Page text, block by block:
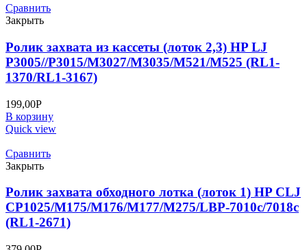
Сравнить
Закрыть
Ролик захвата из кассеты (лоток 2,3) HP LJ
P3005//P3015/M3027/M3035/M521/M525 (RL1-
1370/RL1-3167)
199,00Р
В корзину
Quick view
Сравнить
Закрыть
Ролик захвата обходного лотка (лоток 1) HP CLJ
CP1025/M175/M176/M177/M275/LBP-7010c/7018c
(RL1-2671)